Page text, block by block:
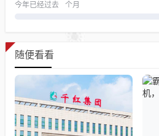
今年已经过去 个月
随便看看